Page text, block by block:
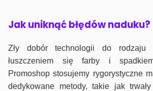
Jak uniknąć błędów naduku?
Zły dobór technologii do rodzaju
łuszczeniem się farby i
Promoshop stosujemy rygorystyczne
dedykowane metody, takie jak